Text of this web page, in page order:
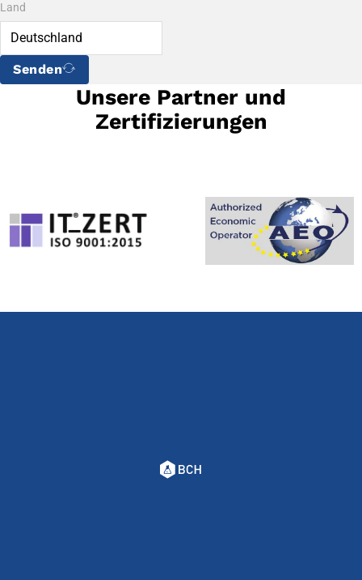
Land
Senden
Unsere Partner und
Zertifizierungen